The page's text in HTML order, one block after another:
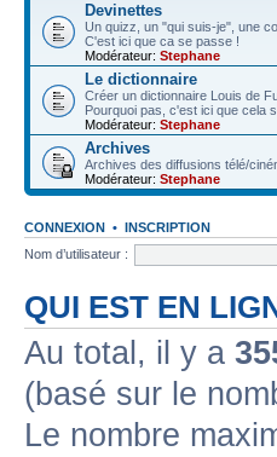
Devinettes
Un quizz, un "qui suis-je", une
C'est ici que ca se passe !
Modérateur: Stephane
Le dictionnaire
Créer un dictionnaire Louis de
Pourquoi pas, c'est ici que cela
Modérateur: Stephane
Archives
Archives des diffusions télé/
Modérateur: Stephane
CONNEXION • INSCRIPTION
Nom d’utilisateur :
QUI EST EN
Au total, il y a
(basé sur le
Le nombre